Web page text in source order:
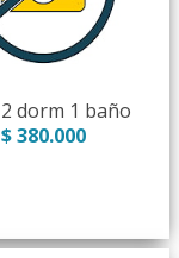
dorm 1 baño
$ 380.000